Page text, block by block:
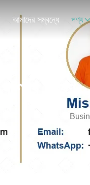
আমাদের সম্বন্ধে পণ্য
পণ্যের বিবরণ